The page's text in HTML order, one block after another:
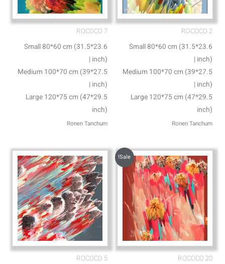
ROCOCO 2
Small 80*60 cm (31.5*23.6
inch) |
Medium 100*70 cm (39*27.5
inch) |
Large 120*75 cm (47*29.5
inch)
Ronen Tanchum
ROCOCO 7
Small 80*60 cm (31.5*23.6
inch) |
Medium 100*70 cm (39*27.5
inch) |
Large 120*75 cm (47*29.5
inch)
Ronen Tanchum
Sale!
ROCOCO 20
ROCOCO 5